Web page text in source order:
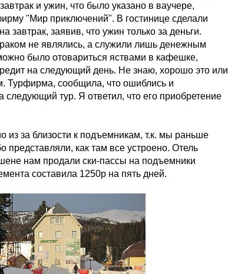
и ужин, что было указано в ваучере,
"Мир приключений". В гостинице сделали
завтрак, заявив, что ужин только за деньги.
не являлись, а служили лишь денежным
было отовариться яствами в кафешке,
на следующий день. Не знаю, хорошо это или
Турфирма, сообщила, что ошиблись и
следующий тур. Я ответил, что его приобретение
из за близости к подъемникам, т.к. мы раньше
представляли, как там все устроено. Отель
нам продали ски-пассы на подъемники
составила 1250р на пять дней.